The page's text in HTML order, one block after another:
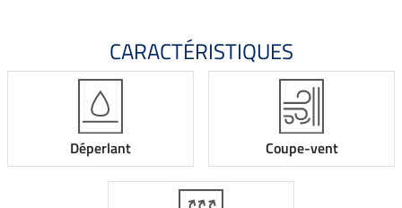
CARACTÉRISTIQUES
Déperlant Coupe-vent